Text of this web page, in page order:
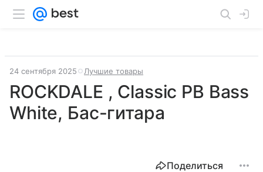
24 сентября 2025 Лучшие товары
ROCKDALE , Classic PB Bass
White, Бас-гитара
Поделиться